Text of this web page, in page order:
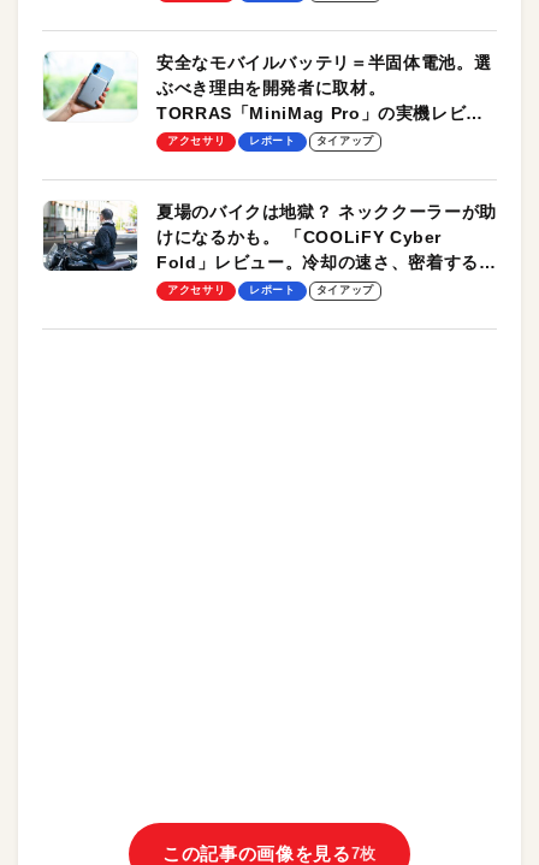
安全なモバイルバッテリ＝半固体電池。選
ぶべき理由を開発者に取材。
TORRAS「MiniMag Pro」の実機レビュ
ーも
アクセサリ レポート タイアップ
夏場のバイクは地獄？ ネッククーラーが助
けになるかも。 「COOLiFY Cyber
Fold」レビュー。冷却の速さ、密着する冷
却プレート、シンプルな操作性がグッド！
アクセサリ レポート タイアップ
この記事の画像を見る7枚